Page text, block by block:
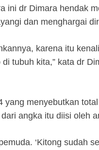
ini dr Dimara hendak
dan menghargai
karena itu
tubuh kita,” kata dr
menyebutkan
angka itu diisi oleh
‘Kitong sudah